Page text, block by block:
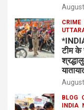
CRIME
टीम के
BLOG
INDIA